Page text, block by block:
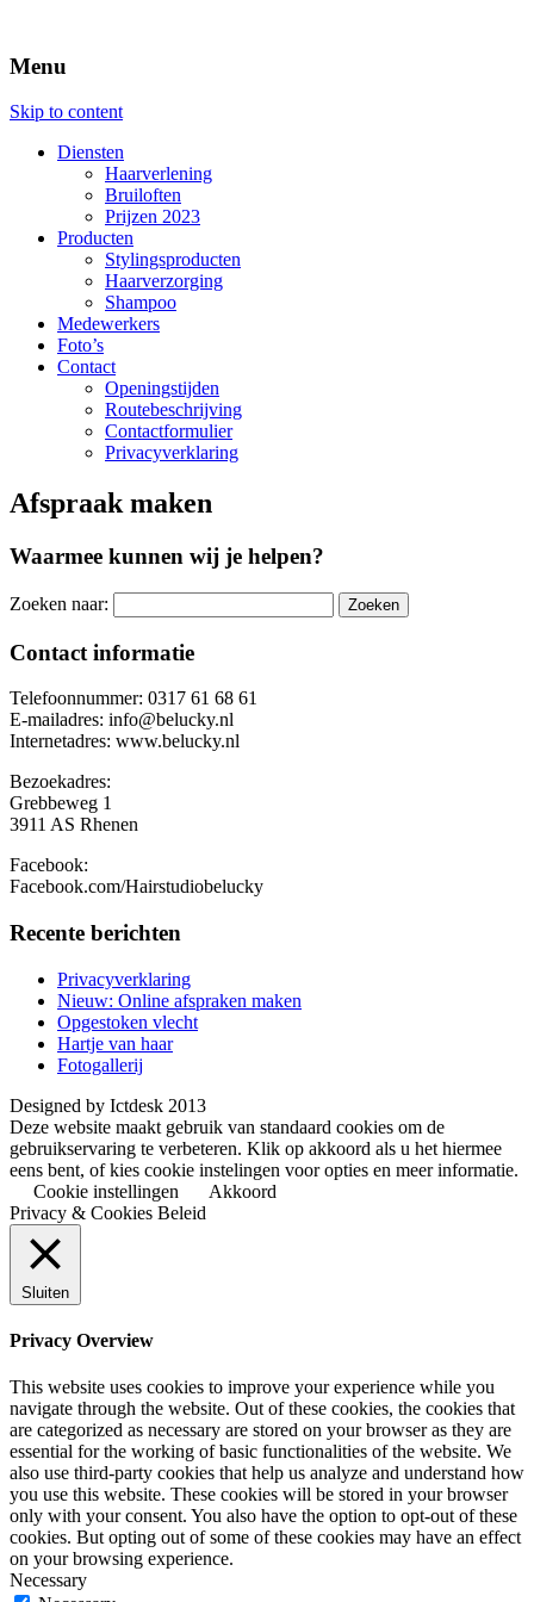
Menu
Skip to content
Diensten
Haarverlening
Bruiloften
Prijzen 2023
Producten
Stylingsproducten
Haarverzorging
Shampoo
Medewerkers
Foto’s
Contact
Openingstijden
Routebeschrijving
Contactformulier
Privacyverklaring
Afspraak maken
Waarmee kunnen wij je helpen?
Zoeken naar:
Contact informatie
Telefoonnummer: 0317 61 68 61
E-mailadres: info@belucky.nl
Internetadres: www.belucky.nl
Bezoekadres:
Grebbeweg 1
3911 AS Rhenen
Facebook:
Facebook.com/Hairstudiobelucky
Recente berichten
Privacyverklaring
Nieuw: Online afspraken maken
Opgestoken vlecht
Hartje van haar
Fotogallerij
Designed by Ictdesk 2013
Deze website maakt gebruik van standaard cookies om de
gebruikservaring te verbeteren. Klik op akkoord als u het hiermee
eens bent, of kies cookie instelingen voor opties en meer informatie.
Cookie instellingen
Akkoord
Privacy & Cookies Beleid
Sluiten
Privacy Overview
This website uses cookies to improve your experience while you
navigate through the website. Out of these cookies, the cookies that
are categorized as necessary are stored on your browser as they are
essential for the working of basic functionalities of the website. We
also use third-party cookies that help us analyze and understand how
you use this website. These cookies will be stored in your browser
only with your consent. You also have the option to opt-out of these
cookies. But opting out of some of these cookies may have an effect
on your browsing experience.
Necessary